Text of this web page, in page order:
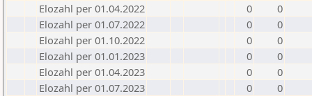
Elozahl per 01.04.2022
0
0
Elozahl per 01.07.2022
0
0
Elozahl per 01.10.2022
0
0
Elozahl per 01.01.2023
0
0
Elozahl per 01.04.2023
0
0
Elozahl per 01.07.2023
0
0